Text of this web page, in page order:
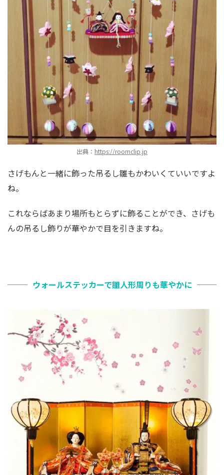
出典： https://roomclip.jp
さげもんと一緒に飾った吊るし雛もかわいくていいですよ
ね。
これならばあまり場所もとらずに飾ることができ、さげも
んの吊るし飾りが華やかで目を引きますね。
ウォールステッカーで雛人形周りも華やかに